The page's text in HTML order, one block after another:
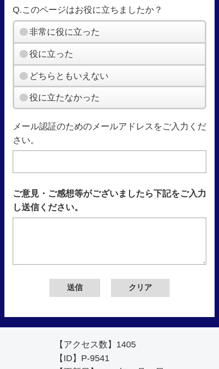
Q.このページはお役に立ちましたか？
非常に役に立った
役に立った
どちらともいえない
役に立たなかった
メール認証のためのメールアドレスをご入力くだ
さい。
ご意見・ご感想等がございましたら下記をご入力
し送信ください。
【アクセス数】 1405
【ID】 P-9541